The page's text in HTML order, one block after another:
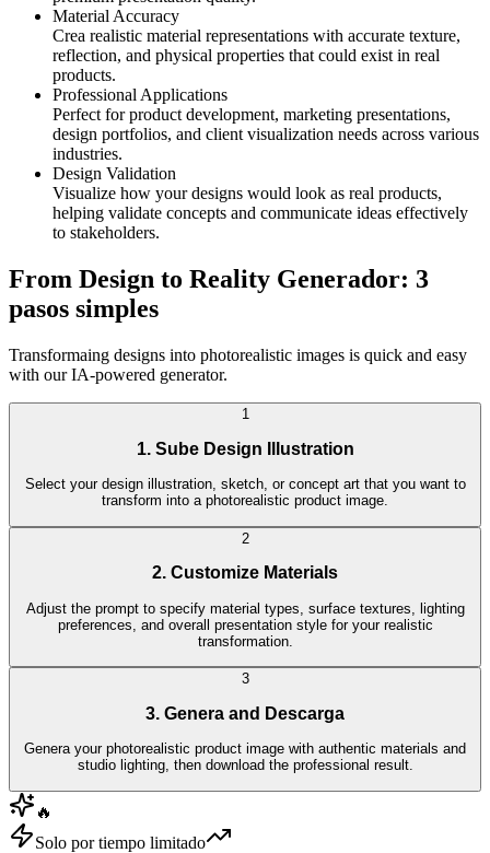
Material Accuracy
Crea realistic material representations with accurate texture,
reflection, and physical properties that could exist in real
products.
Professional Applications
Perfect for product development, marketing presentations,
design portfolios, and client visualization needs across various
industries.
Design Validation
Visualize how your designs would look as real products,
helping validate concepts and communicate ideas effectively
to stakeholders.
From Design to Reality Generador: 3
pasos simples
Transformaing designs into photorealistic images is quick and easy
with our IA-powered generator.
1
1. Sube Design Illustration
Select your design illustration, sketch, or concept art that you want to
transform into a photorealistic product image.
2
2. Customize Materials
Adjust the prompt to specify material types, surface textures, lighting
preferences, and overall presentation style for your realistic
transformation.
3
3. Genera and Descarga
Genera your photorealistic product image with authentic materials and
studio lighting, then download the professional result.
🔥
Solo por tiempo limitado